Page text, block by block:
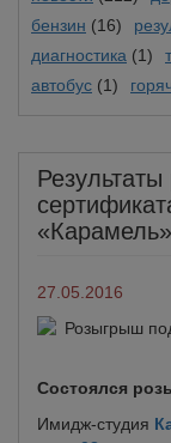
бензин (16)
диагностика (1)
автобус (1)
«Карамель»
27.05.2016
Состоялся
Имидж-студия